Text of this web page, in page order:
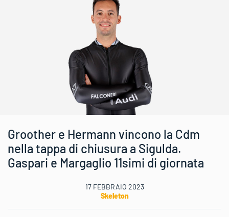
Groother e Hermann vincono la Cdm
nella tappa di chiusura a Sigulda.
Gaspari e Margaglio 11simi di giornata
17 FEBBRAIO 2023
Skeleton